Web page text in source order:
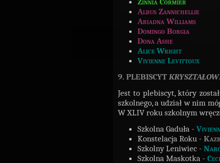
Albus Zannichellie
Ariadna Williams
Domingo Borgia
Dona Ashe
Alice Wright
Vivienne Levittoux
9. PLEBISCYT
Jest to plebiscyt, który
szkolnego, a udział w nim
W XLIV roku szkolnym
Szkolna Gaduła -
Konstelacja Roku -
Szkolny Leniwiec -
Szkolna Maskotka -